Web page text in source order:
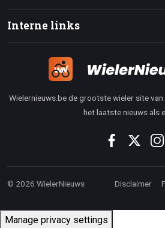
Interne links
Wielernieuws.be de grootste wieler site van
het laatste nieuws als
© 2026 WielerNieuws Disclaimer
Manage privacy settings